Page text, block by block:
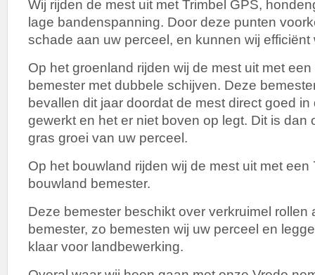
Wij rijden de mest uit met Trimbel GPS,
lage bandenspanning. Door deze punten
schade aan uw perceel, en kunnen wij efficiënt
Op het groenland rijden wij de mest uit met
bemester met dubbele schijven. Deze
bevallen dit jaar doordat de mest direct goed
gewerkt en het er niet boven op legt. Dit is dan
gras groei van uw perceel.
Op het bouwland rijden wij de mest uit met
bouwland bemester.
Deze bemester beschikt over verkruimel rollen
bemester, zo bemesten wij uw perceel en
klaar voor landbewerking.